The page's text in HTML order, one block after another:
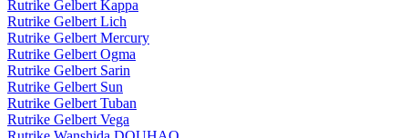
Rutrike Gelbert Kappa
Rutrike Gelbert Lich
Rutrike Gelbert Mercury
Rutrike Gelbert Ogma
Rutrike Gelbert Sarin
Rutrike Gelbert Sun
Rutrike Gelbert Tuban
Rutrike Gelbert Vega